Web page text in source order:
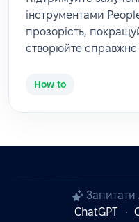
інструментами
прозорість,
створюйте справжнє
How to
Запитати
ChatGPT